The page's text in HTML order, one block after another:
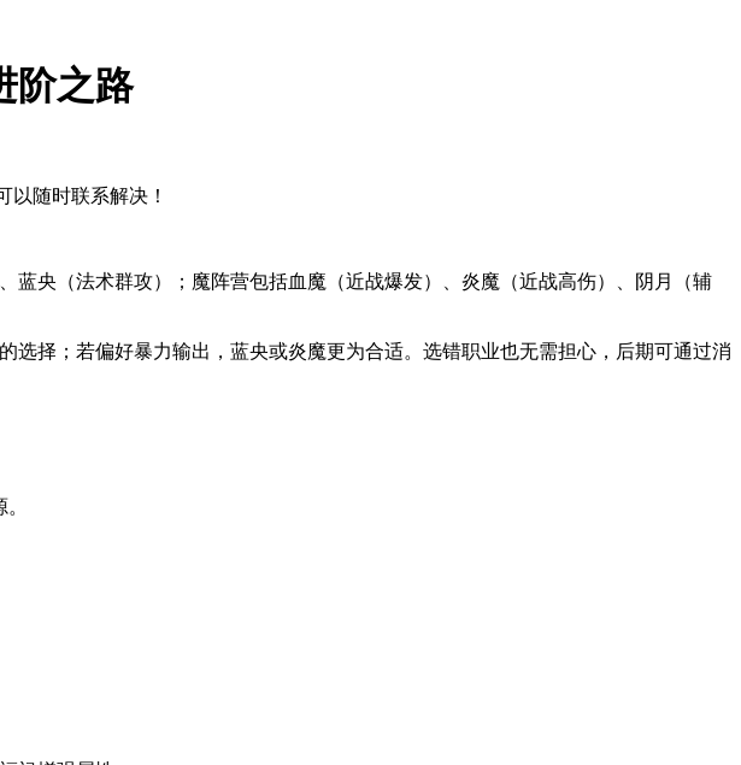
阶之路
以随时联系解决！
蓝央（法术群攻）；魔阵营包括血魔（近战爆发）、炎魔（近战高伤）、阴月（辅
择；若偏好暴力输出，蓝央或炎魔更为合适。选错职业也无需担心，后期可通过消
。